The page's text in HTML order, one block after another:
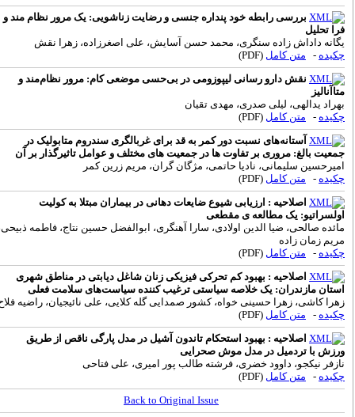
بررسی رابطه خود پنداره جنسی و رضایت زناشویی: یک مرور نظام مند و
فرا تحلیل
یگانه داداش زاده سنگری، محمد حسن آسایش، علی اصغرزاده، زهرا نقش
چکیده - متن کامل(PDF)
نقش دارو رسانی لیپوزومی در بی‌حسی موضعی کام: مرور نظام‌مند و
متاآنالیز
بهراد یدالهی، لیلی صدری، مهدی تقیان
چکیده - متن کامل(PDF)
آستانه‌های نسبت دور کمر به قد برای غربالگری سندروم متابولیک در
جمعیت بالغ: مروری بر تفاوت ها در جمعیت های مختلف و عوامل تاثیرگذار بر آن
امیرحسین سلیمانی، نادیا حاتمی، مژگان گران، مریم زرین کمر
چکیده - متن کامل(PDF)
اصلاحیه : ارزیابی شیوع ضایعات دهانی در بیماران مبتلا به کولیت
اولسراتیو: یک مطالعه ی مقطعی
مائده صالحی، ضیا الدین اولادی، سارا آهنگری، ابوالفضل حسین نتاج، فاطمه ذبیحی،
مریم زمان زاده
چکیده - متن کامل(PDF)
اصلاحیه : بهبود کم‌ تحرکی فیزیکی زنان شاغل دیابتی در مناطق شهری
استان مازندران: یک خلاصه سیاستی ترغیب کننده سیاست‌های سلامت فعلی
زهرا کاشی، زهرا حسینی خواه، کشور صمدایی گله کلایی، علی نائیجیان، راضیه فلاح
چکیده - متن کامل(PDF)
اصلاحیه : بهبود استحکام تاندون آشیل در مدل پارگی ناقص از طریق
ورزش با تردمیل در مدل موش صحرایی
نازفر نیکجو، داوود خضری، فرشته طالب پور امیری، علی فتاحی
چکیده - متن کامل(PDF)
Back to Original Issue